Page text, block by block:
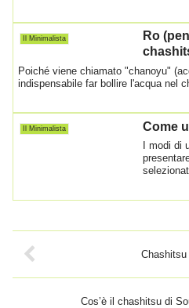
Il Minimalista
Ro
Poiché viene chiamato "chanoyu"
indispensabile far bollire l'acqua nel
Il Minimalista Come
I modi di
Cos’è il chashitsu di